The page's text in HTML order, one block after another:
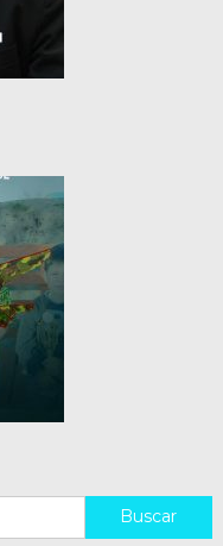
Buscar: